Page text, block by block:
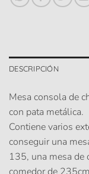
DESCRIPCIÓN
Mesa consola de
con pata metálica.
Contiene varios
conseguir una
135, una mesa de